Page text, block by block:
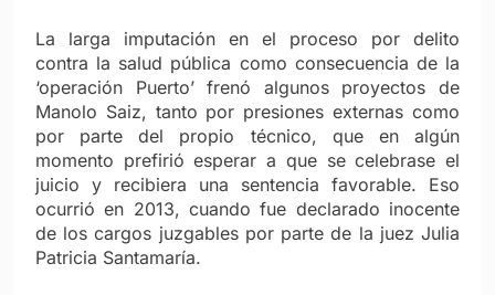
La larga imputación en el proceso por delito
contra la salud pública como consecuencia de la
‘operación Puerto’ frenó algunos proyectos de
Manolo Saiz, tanto por presiones externas como
por parte del propio técnico, que en algún
momento prefirió esperar a que se celebrase el
juicio y recibiera una sentencia favorable. Eso
ocurrió en 2013, cuando fue declarado inocente
de los cargos juzgables por parte de la juez Julia
Patricia Santamaría.